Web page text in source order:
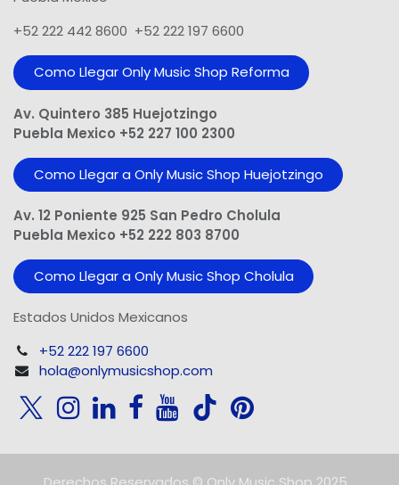
+52 222 442 8600 +52 222 197 6600
Como Llegar Only Music Shop​ Reforma
Av. Quintero 385 Huejotzingo
Puebla Mexico +52 227 100 2300
Como Llegar a Only Music Shop Huejotzingo
Av. 12 Poniente 925 San Pedro Cholula
Puebla Mexico +52 222 803 8700
Como Llegar a Only Music Shop Cholula
Estados Unidos Mexicanos
+52 222 197 6600
hola@onlymusicshop.com